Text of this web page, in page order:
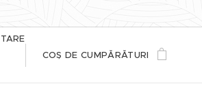
COȘ DE CUMPĂRĂTURI